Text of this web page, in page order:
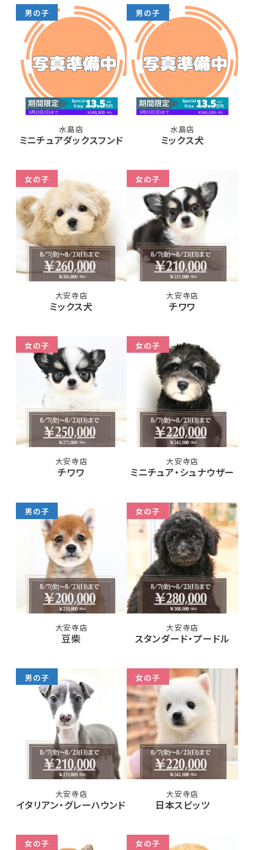
男の子
水島店
ミニチュアダックスフンド
男の子
水島店
ミックス犬
女の子
大安寺店
ミックス犬
女の子
大安寺店
チワワ
女の子
大安寺店
チワワ
女の子
大安寺店
ミニチュア・シュナウザー
男の子
大安寺店
豆柴
女の子
大安寺店
スタンダード・プードル
男の子
大安寺店
イタリアン・グレーハウンド
女の子
大安寺店
日本スピッツ
女の子 女の子